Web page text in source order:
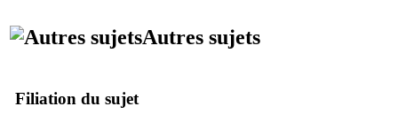
Autres sujets
Filiation du sujet